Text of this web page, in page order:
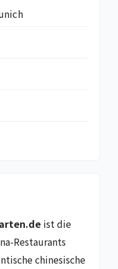
ist die
Restaurants
chinesische